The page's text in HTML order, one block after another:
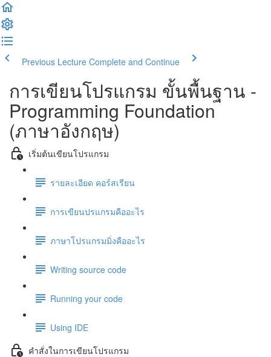
Previous Lecture Complete and Continue
การเขียนโปรแกรม ขั้นพื้นฐาน -
Programming Foundation
(ภาษาอังกฤษ)
เริ่มต้นเขียนโปรแกรม
รายละเอียด คอร์สเรียน
การเขียนปรแกรมคืออะไร
ภาษาโปรแกรมมิ่งคืออะไร
Writing source code
Running your code
Using IDE
คำสั่งในการเขียนโปรแกรม